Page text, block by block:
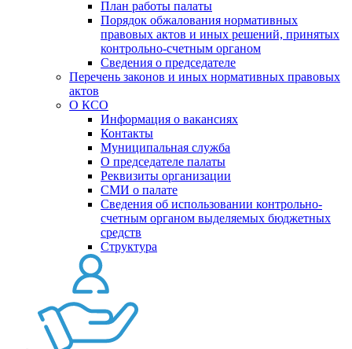
План работы палаты
Порядок обжалования нормативных
правовых актов и иных решений, принятых
контрольно-счетным органом
Сведения о председателе
Перечень законов и иных нормативных правовых
актов
О КСО
Информация о вакансиях
Контакты
Муниципальная служба
О председателе палаты
Реквизиты организации
СМИ о палате
Сведения об использовании контрольно-
счетным органом выделяемых бюджетных
средств
Структура